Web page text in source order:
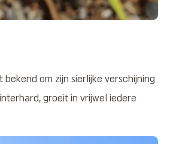
om zijn sierlijke verschijning
groeit in vrijwel iedere